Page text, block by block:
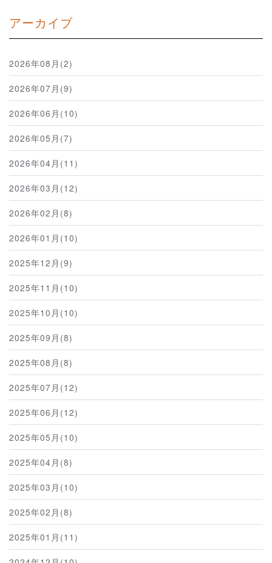
アーカイブ
2026年08月(2)
2026年07月(9)
2026年06月(10)
2026年05月(7)
2026年04月(11)
2026年03月(12)
2026年02月(8)
2026年01月(10)
2025年12月(9)
2025年11月(10)
2025年10月(10)
2025年09月(8)
2025年08月(8)
2025年07月(12)
2025年06月(12)
2025年05月(10)
2025年04月(8)
2025年03月(10)
2025年02月(8)
2025年01月(11)